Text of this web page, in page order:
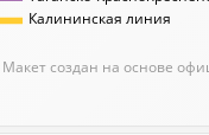
Калининская линия
Макет создан на основе